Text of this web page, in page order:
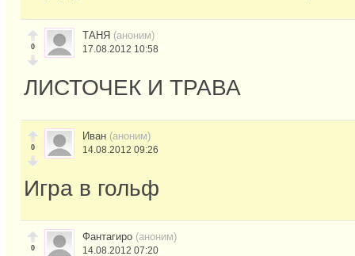
0
ТАНЯ (аноним)
17.08.2012 10:58
ЛИСТОЧЕК И ТРАВА
0
Иван (аноним)
14.08.2012 09:26
Игра в гольф
0
Фантагиро (аноним)
14.08.2012 07:20